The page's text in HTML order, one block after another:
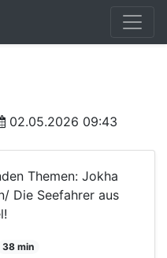
02.05.2026 09:43
Themen: Jokha
Die Seefahrer aus
38 min